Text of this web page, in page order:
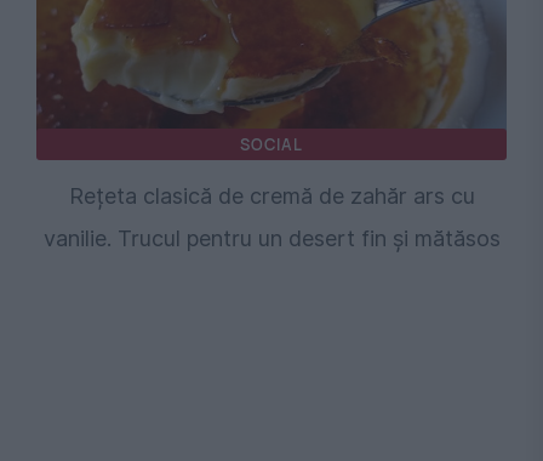
SOCIAL
Rețeta clasică de cremă de zahăr ars cu
vanilie. Trucul pentru un desert fin și mătăsos